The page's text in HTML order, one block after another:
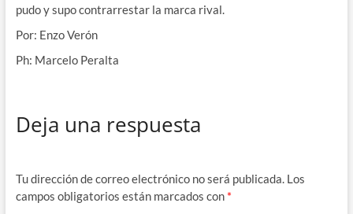
pudo y supo contrarrestar la marca rival.
Por: Enzo Verón
Ph: Marcelo Peralta
Deja una respuesta
Tu dirección de correo electrónico no será publicada. Los
campos obligatorios están marcados con *